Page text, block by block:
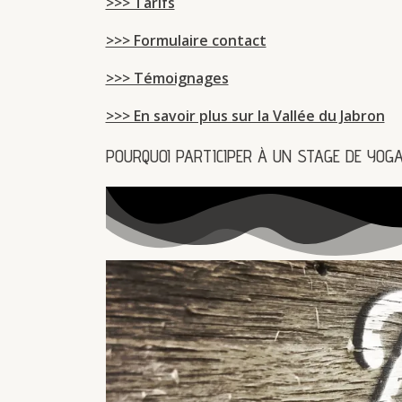
>>> Formulaire contact
>>> Témoignages
>>> En savoir plus sur la Vallée du Jabron
POURQUOI PARTICIPER À UN STAGE DE